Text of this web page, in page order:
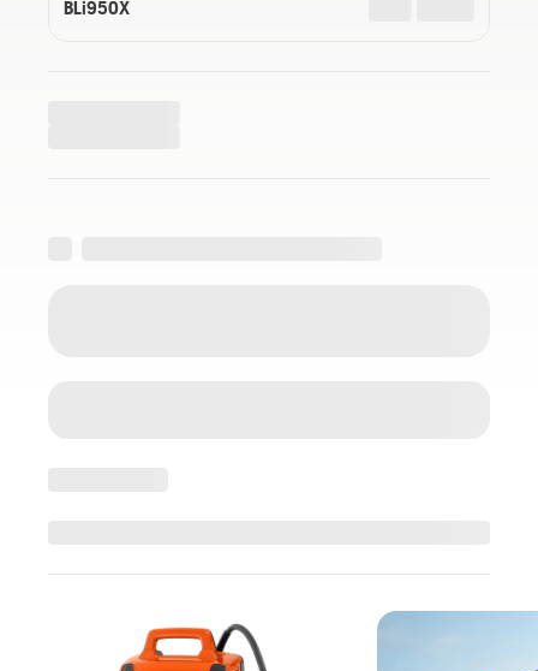
BLi950X